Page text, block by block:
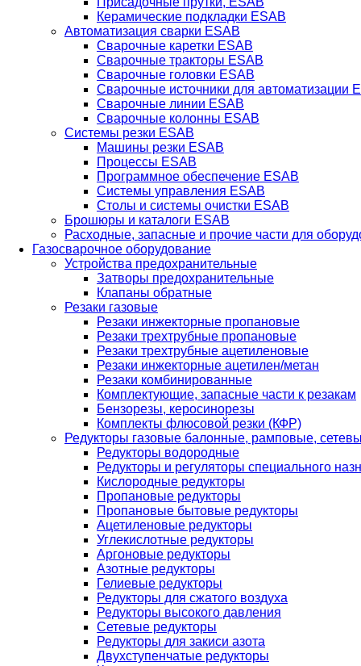
Керамические подкладки ESAB
Автоматизация сварки ESAB
Сварочные каретки ESAB
Сварочные тракторы ESAB
Сварочные головки ESAB
Сварочные источники для автоматизации
Сварочные линии ESAB
Сварочные колонны ESAB
Системы резки ESAB
Машины резки ESAB
Процессы ESAB
Программное обеспечение ESAB
Системы управления ESAB
Столы и системы очистки ESAB
Брошюры и каталоги ESAB
Расходные, запасные и прочие части для
Газосварочное оборудование
Устройства предохранительные
Затворы предохранительные
Клапаны обратные
Резаки газовые
Резаки инжекторные пропановые
Резаки трехтрубные пропановые
Резаки трехтрубные ацетиленовые
Резаки инжекторные ацетилен/метан
Резаки комбинированные
Комплектующие, запасные части к резакам
Бензорезы, керосинорезы
Комплекты флюсовой резки (КФР)
Редукторы газовые балонные, рамповые,
Редукторы водородные
Редукторы и регуляторы специального
Кислородные редукторы
Пропановые редукторы
Пропановые бытовые редукторы
Ацетиленовые редукторы
Углекислотные редукторы
Аргоновые редукторы
Азотные редукторы
Гелиевые редукторы
Редукторы для сжатого воздуха
Редукторы высокого давления
Сетевые редукторы
Редукторы для закиси азота
Двухступенчатые редукторы